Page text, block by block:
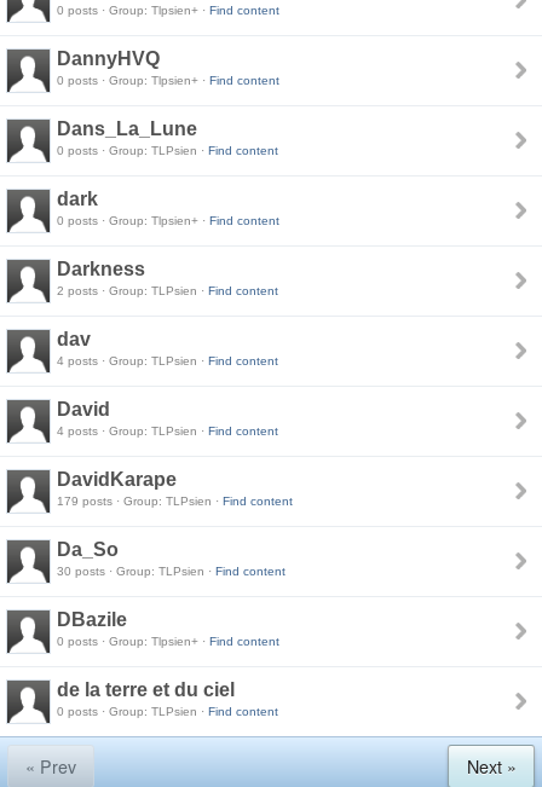
0 posts · Group: Tlpsien+ · Find content
DannyHVQ
0 posts · Group: Tlpsien+ · Find content
Dans_La_Lune
0 posts · Group: TLPsien · Find content
dark
0 posts · Group: Tlpsien+ · Find content
Darkness
2 posts · Group: TLPsien · Find content
dav
4 posts · Group: TLPsien · Find content
David
4 posts · Group: TLPsien · Find content
DavidKarape
179 posts · Group: TLPsien · Find content
Da_So
30 posts · Group: TLPsien · Find content
DBazile
0 posts · Group: Tlpsien+ · Find content
de la terre et du ciel
0 posts · Group: TLPsien · Find content
« Prev Next »